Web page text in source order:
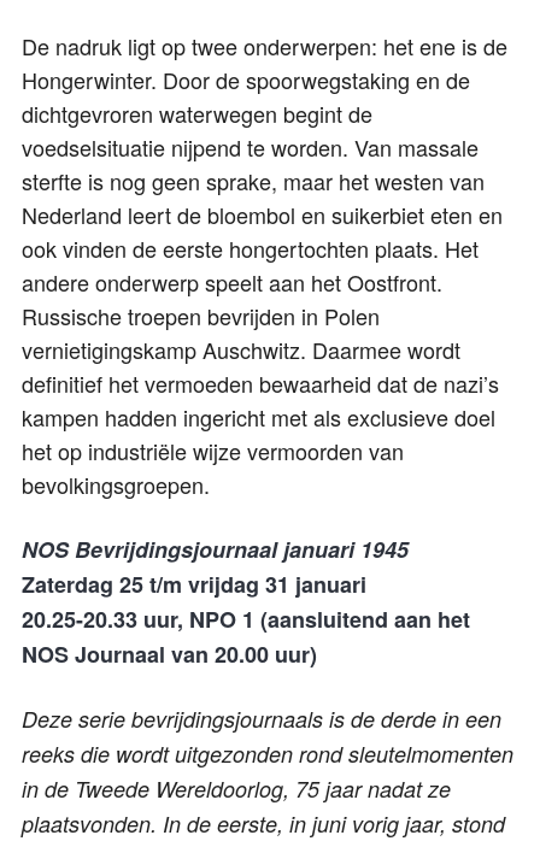
De nadruk ligt op twee onderwerpen: het ene is de
Hongerwinter. Door de spoorwegstaking en de
dichtgevroren waterwegen begint de
voedselsituatie nijpend te worden. Van massale
sterfte is nog geen sprake, maar het westen van
Nederland leert de bloembol en suikerbiet eten en
ook vinden de eerste hongertochten plaats. Het
andere onderwerp speelt aan het Oostfront.
Russische troepen bevrijden in Polen
vernietigingskamp Auschwitz. Daarmee wordt
definitief het vermoeden bewaarheid dat de nazi’s
kampen hadden ingericht met als exclusieve doel
het op industriële wijze vermoorden van
bevolkingsgroepen.
NOS Bevrijdingsjournaal januari 1945
Zaterdag 25 t/m vrijdag 31 januari
20.25-20.33 uur, NPO 1 (aansluitend aan het
NOS Journaal van 20.00 uur)
Deze serie bevrijdingsjournaals is de derde in een
reeks die wordt uitgezonden rond sleutelmomenten
in de Tweede Wereldoorlog, 75 jaar nadat ze
plaatsvonden. In de eerste, in juni vorig jaar, stond